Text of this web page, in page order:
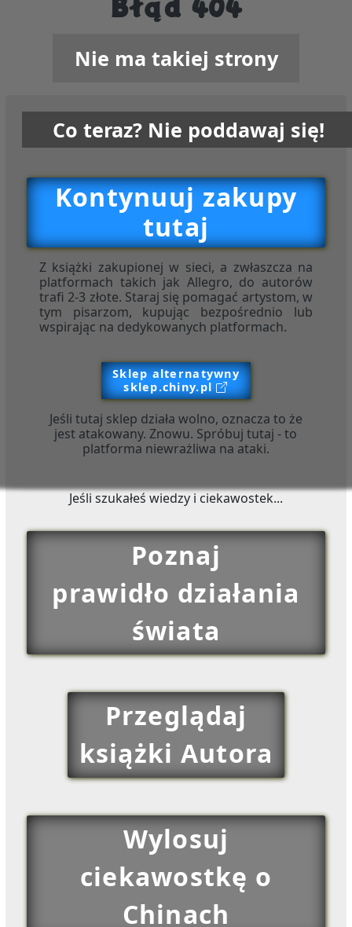
Nie ma takiej strony
Co teraz? Nie poddawaj się!
Kontynuuj zakupy
tutaj
Z książki zakupionej w sieci, a zwłaszcza na
platformach takich jak Allegro, do autorów
trafi 2-3 złote. Staraj się pomagać artystom, w
tym pisarzom, kupując bezpośrednio lub
wspirając na dedykowanych platformach.
Sklep alternatywny
sklep.chiny.pl
Jeśli tutaj sklep działa wolno, oznacza to że
jest atakowany. Znowu. Spróbuj tutaj - to
platforma niewrażliwa na ataki.
Jeśli szukałeś wiedzy i ciekawostek...
Poznaj
prawidło działania
świata
Przeglądaj
książki Autora
Wylosuj
ciekawostkę o
Chinach